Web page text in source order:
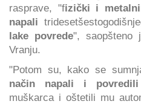
rasprave, "fizički i
napali
lake povrede", saopšteno
Vranju.
"Potom su, kako se
način napali i
muškarca i oštetili mu